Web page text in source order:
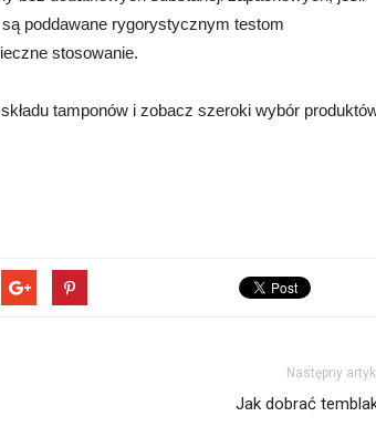
poddawane rygorystycznym testom
stosowanie.
tamponów i zobacz szeroki wybór
Następny
Jak dobrać